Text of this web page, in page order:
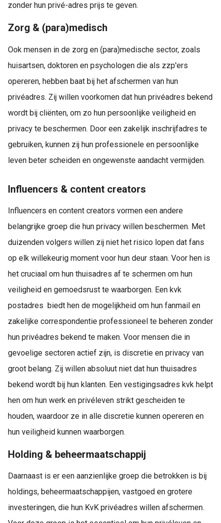
zonder hun privé-adres prijs te geven.
Zorg & (para)medisch
Ook mensen in de zorg en (para)medische sector, zoals
huisartsen, doktoren en psychologen die als zzp'ers
opereren, hebben baat bij het afschermen van hun
privéadres. Zij willen voorkomen dat hun privéadres bekend
wordt bij cliënten, om zo hun persoonlijke veiligheid en
privacy te beschermen. Door een zakelijk inschrijfadres te
gebruiken, kunnen zij hun professionele en persoonlijke
leven beter scheiden en ongewenste aandacht vermijden.
Influencers & content creators
Influencers en content creators vormen een andere
belangrijke groep die hun privacy willen beschermen. Met
duizenden volgers willen zij niet het risico lopen dat fans
op elk willekeurig moment voor hun deur staan. Voor hen is
het cruciaal om hun thuisadres af te schermen om hun
veiligheid en gemoedsrust te waarborgen. Een kvk
postadres biedt hen de mogelijkheid om hun fanmail en
zakelijke correspondentie professioneel te beheren zonder
hun privéadres bekend te maken. Voor mensen die in
gevoelige sectoren actief zijn, is discretie en privacy van
groot belang. Zij willen absoluut niet dat hun thuisadres
bekend wordt bij hun klanten. Een vestigingsadres kvk helpt
hen om hun werk en privéleven strikt gescheiden te
houden, waardoor ze in alle discretie kunnen opereren en
hun veiligheid kunnen waarborgen.
Holding & beheermaatschappij
Daarnaast is er een aanzienlijke groep die betrokken is bij
holdings, beheermaatschappijen, vastgoed en grotere
investeringen, die hun KvK privéadres willen afschermen.